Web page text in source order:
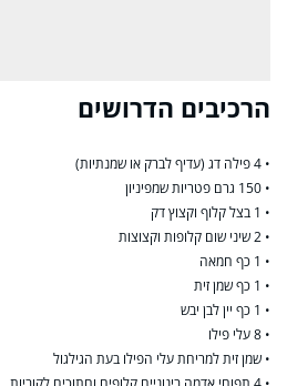
הרכיבים הדרושים
• 4 פילה דג (עדיף לברק או שמנתיות)
• 150 גרם פטריות שמפיניון
• 1 בצל קלוף וקצוץ דק
• 2 שיני שום קלופות וקצוצות
• 1 כף חמאה
• 1 כף שמן זית
• 1 כף יין לבן יבש
• 8 עלי פילו
• שמן זית למריחת עלי הפילו בעת הגילגול